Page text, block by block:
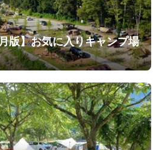
お気に入りキャンプ場